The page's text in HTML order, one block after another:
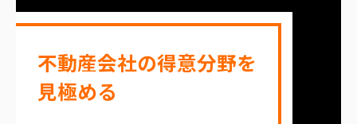
不動産会社の得意分野を
見極める